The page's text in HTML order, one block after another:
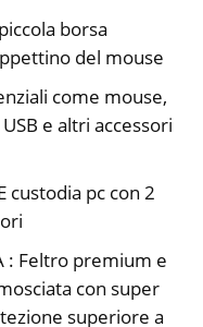
borsa
del mouse
come mouse,
e altri accessori
custodia pc con 2
: Feltro premium e
con super
superiore a